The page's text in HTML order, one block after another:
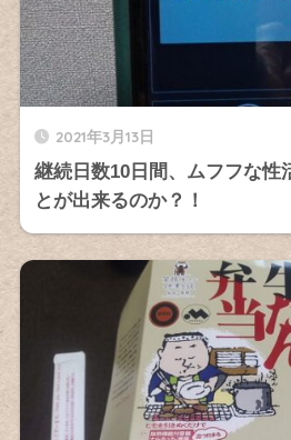
2021年3月13日
継続日数10日間、ムフフな性
とが出来るのか？！